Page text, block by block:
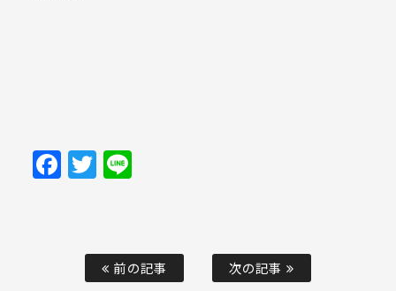
Facebook
Twitter
前の記事 次の記事